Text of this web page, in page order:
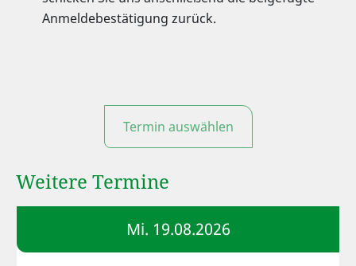
Anmeldebestätigung zurück.
Termin auswählen
Weitere Termine
Mi. 19.08.2026